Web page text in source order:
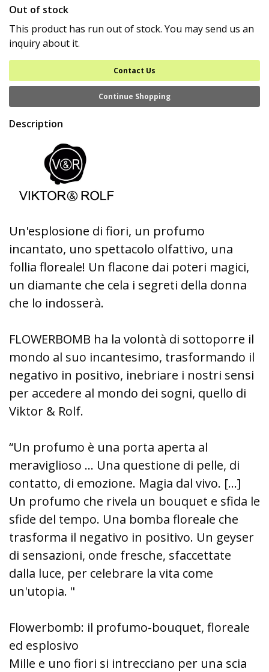
Out of stock
This product has run out of stock. You may send us an
inquiry about it.
Contact Us
Continue Shopping
Description
Un'esplosione di fiori, un profumo
incantato, uno spettacolo olfattivo, una
follia floreale! Un flacone dai poteri magici,
un diamante che cela i segreti della donna
che lo indosserà.
FLOWERBOMB ha la volontà di sottoporre il
mondo al suo incantesimo, trasformando il
negativo in positivo, inebriare i nostri sensi
per accedere al mondo dei sogni, quello di
Viktor & Rolf.
“Un profumo è una porta aperta al
meraviglioso ... Una questione di pelle, di
contatto, di emozione. Magia dal vivo. […]
Un profumo che rivela un bouquet e sfida le
sfide del tempo. Una bomba floreale che
trasforma il negativo in positivo. Un geyser
di sensazioni, onde fresche, sfaccettate
dalla luce, per celebrare la vita come
un'utopia. "
Flowerbomb: il profumo-bouquet, floreale
ed esplosivo
Mille e uno fiori si intrecciano per una scia